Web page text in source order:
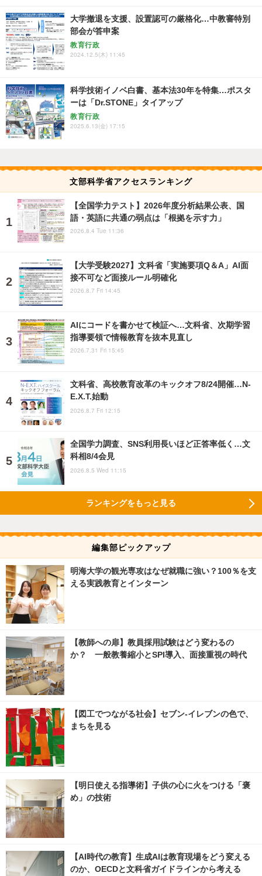
大学撤退を支援、設置認可の厳格化…中教審特別
部会が答申案
教育行政
2024.12.5(木) 11:45
科学技術イノベ白書、基本法30年を特集…ポスタ
ーは「Dr.STONE」タイアップ
教育行政
2025.6.13(金) 17:15
文部科学省アクセスランキング
【全国学力テスト】2026年度分析結果公表、国
語・英語に共通の弱点は「根拠を示す力」
2026.8.4 Tue 11:36
【大学受験2027】文科省「実施要項Q＆A」AI面
接不可など面接ルール明確化
2026.8.7 Fri 14:45
AIにコードを書かせて検証へ…文科省、次期学習
指導要領で情報教育を抜本見直し
2026.7.31 Fri 15:45
文科省、高校教育改革のキックオフ8/24開催…N-
E.X.T.始動
2026.8.7 Fri 12:15
全国学力調査、SNS利用長いほど正答率低く…文
科相8/4会見
2026.8.5 Wed 11:15
ランキングをもっと見る
編集部ピックアップ
明海大学の観光専攻はなぜ就職に強い？100％を支
える実践教育とインターン
【教師への扉】教員採用試験はどう変わるの
か？ 一般教養縮小とSPI導入、面接重視の時代
【図工でつながる社会】セブン‐イレブンの色で、
まちを見る
【明日使える指導術】子供の心に火をつける「褒
め」の技術
【AI時代の教育】生成AIは教育現場をどう変える
のか、OECDと文科省ガイドラインから考える